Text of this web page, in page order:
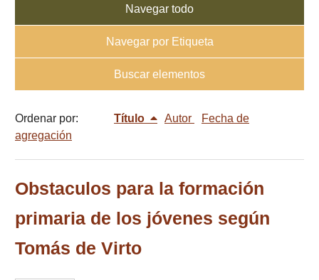
Navegar todo
Navegar por Etiqueta
Buscar elementos
Ordenar por: Título Autor
Fecha de
agregación
Obstaculos para la formación
primaria de los jóvenes según
Tomás de Virto